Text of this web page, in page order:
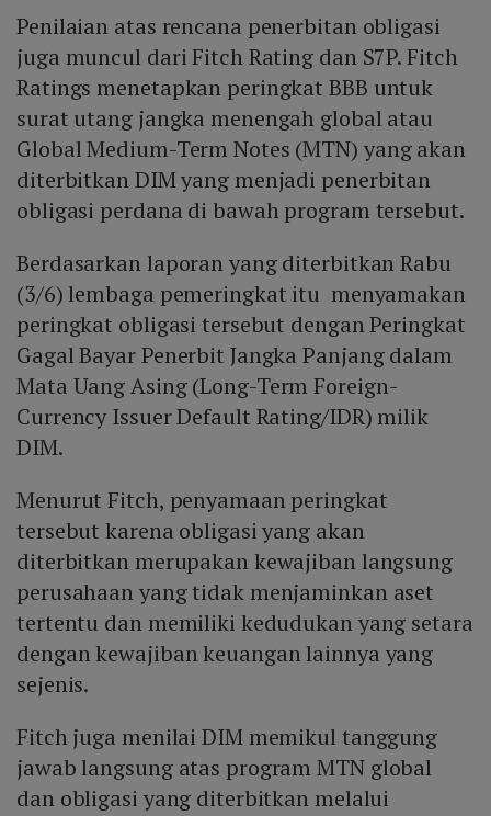
Penilaian atas rencana penerbitan obligasi
juga muncul dari Fitch Rating dan S7P. Fitch
Ratings menetapkan peringkat BBB untuk
surat utang jangka menengah global atau
Global Medium-Term Notes (MTN) yang akan
diterbitkan DIM yang menjadi penerbitan
obligasi perdana di bawah program tersebut.
Berdasarkan laporan yang diterbitkan Rabu
(3/6) lembaga pemeringkat itu menyamakan
peringkat obligasi tersebut dengan Peringkat
Gagal Bayar Penerbit Jangka Panjang dalam
Mata Uang Asing (Long-Term Foreign-
Currency Issuer Default Rating/IDR) milik
DIM.
Menurut Fitch, penyamaan peringkat
tersebut karena obligasi yang akan
diterbitkan merupakan kewajiban langsung
perusahaan yang tidak menjaminkan aset
tertentu dan memiliki kedudukan yang setara
dengan kewajiban keuangan lainnya yang
sejenis.
Fitch juga menilai DIM memikul tanggung
jawab langsung atas program MTN global
dan obligasi yang diterbitkan melalui